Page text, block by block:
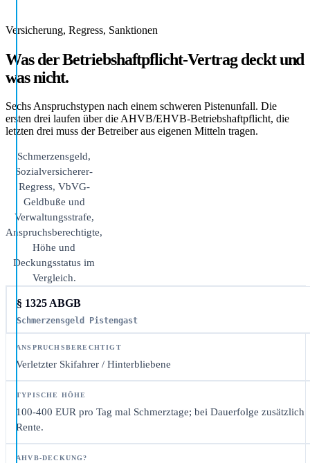
Versicherung, Regress, Sanktionen
Was der Betriebshaftpflicht-Vertrag deckt und
was nicht.
Sechs Anspruchstypen nach einem schweren Pistenunfall. Die
ersten drei laufen über die AHVB/EHVB-Betriebshaftpflicht, die
letzten drei muss der Betreiber aus eigenen Mitteln tragen.
Schmerzensgeld,
Sozialversicherer-
Regress, VbVG-
Geldbuße und
Verwaltungsstrafe,
Anspruchsberechtigte,
Höhe und
Deckungsstatus im
Vergleich.
§ 1325 ABGB
Schmerzensgeld Pistengast
Verletzter Skifahrer / Hinterbliebene
100-400 EUR pro Tag mal Schmerztage; bei Dauerfolge zusätzlich
Rente.